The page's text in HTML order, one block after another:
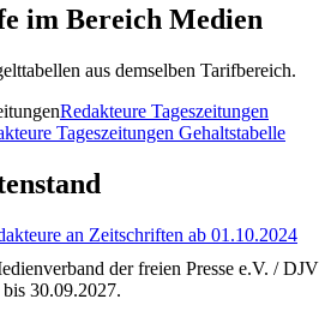
im Bereich Medien
aus demselben Tarifbereich.
Redakteure Tageszeitungen
Tageszeitungen Gehaltstabelle
an Zeitschriften ab 01.10.2024
der freien Presse e.V. / DJV
30.09.2027.